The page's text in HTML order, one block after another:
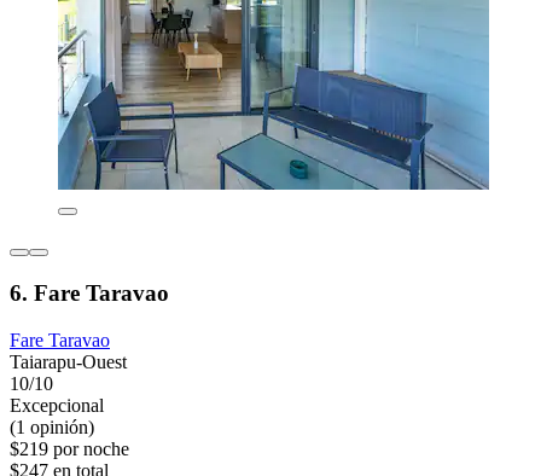
6. Fare Taravao
Fare Taravao
Taiarapu-Ouest
10/10
Excepcional
(1 opinión)
$219 por noche
$247 en total